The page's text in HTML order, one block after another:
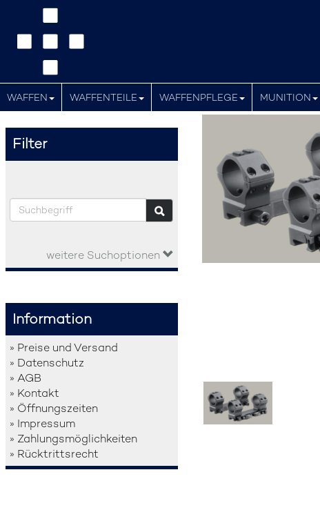
WAFFEN WAFFENTEILE WAFFENPFLEGE MUNITION
Filter
weitere Suchoptionen
Information
» Preise und Versand
» Datenschutz
» AGB
» Kontakt
» Öffnungszeiten
» Impressum
» Zahlungsmöglichkeiten
» Rücktrittsrecht